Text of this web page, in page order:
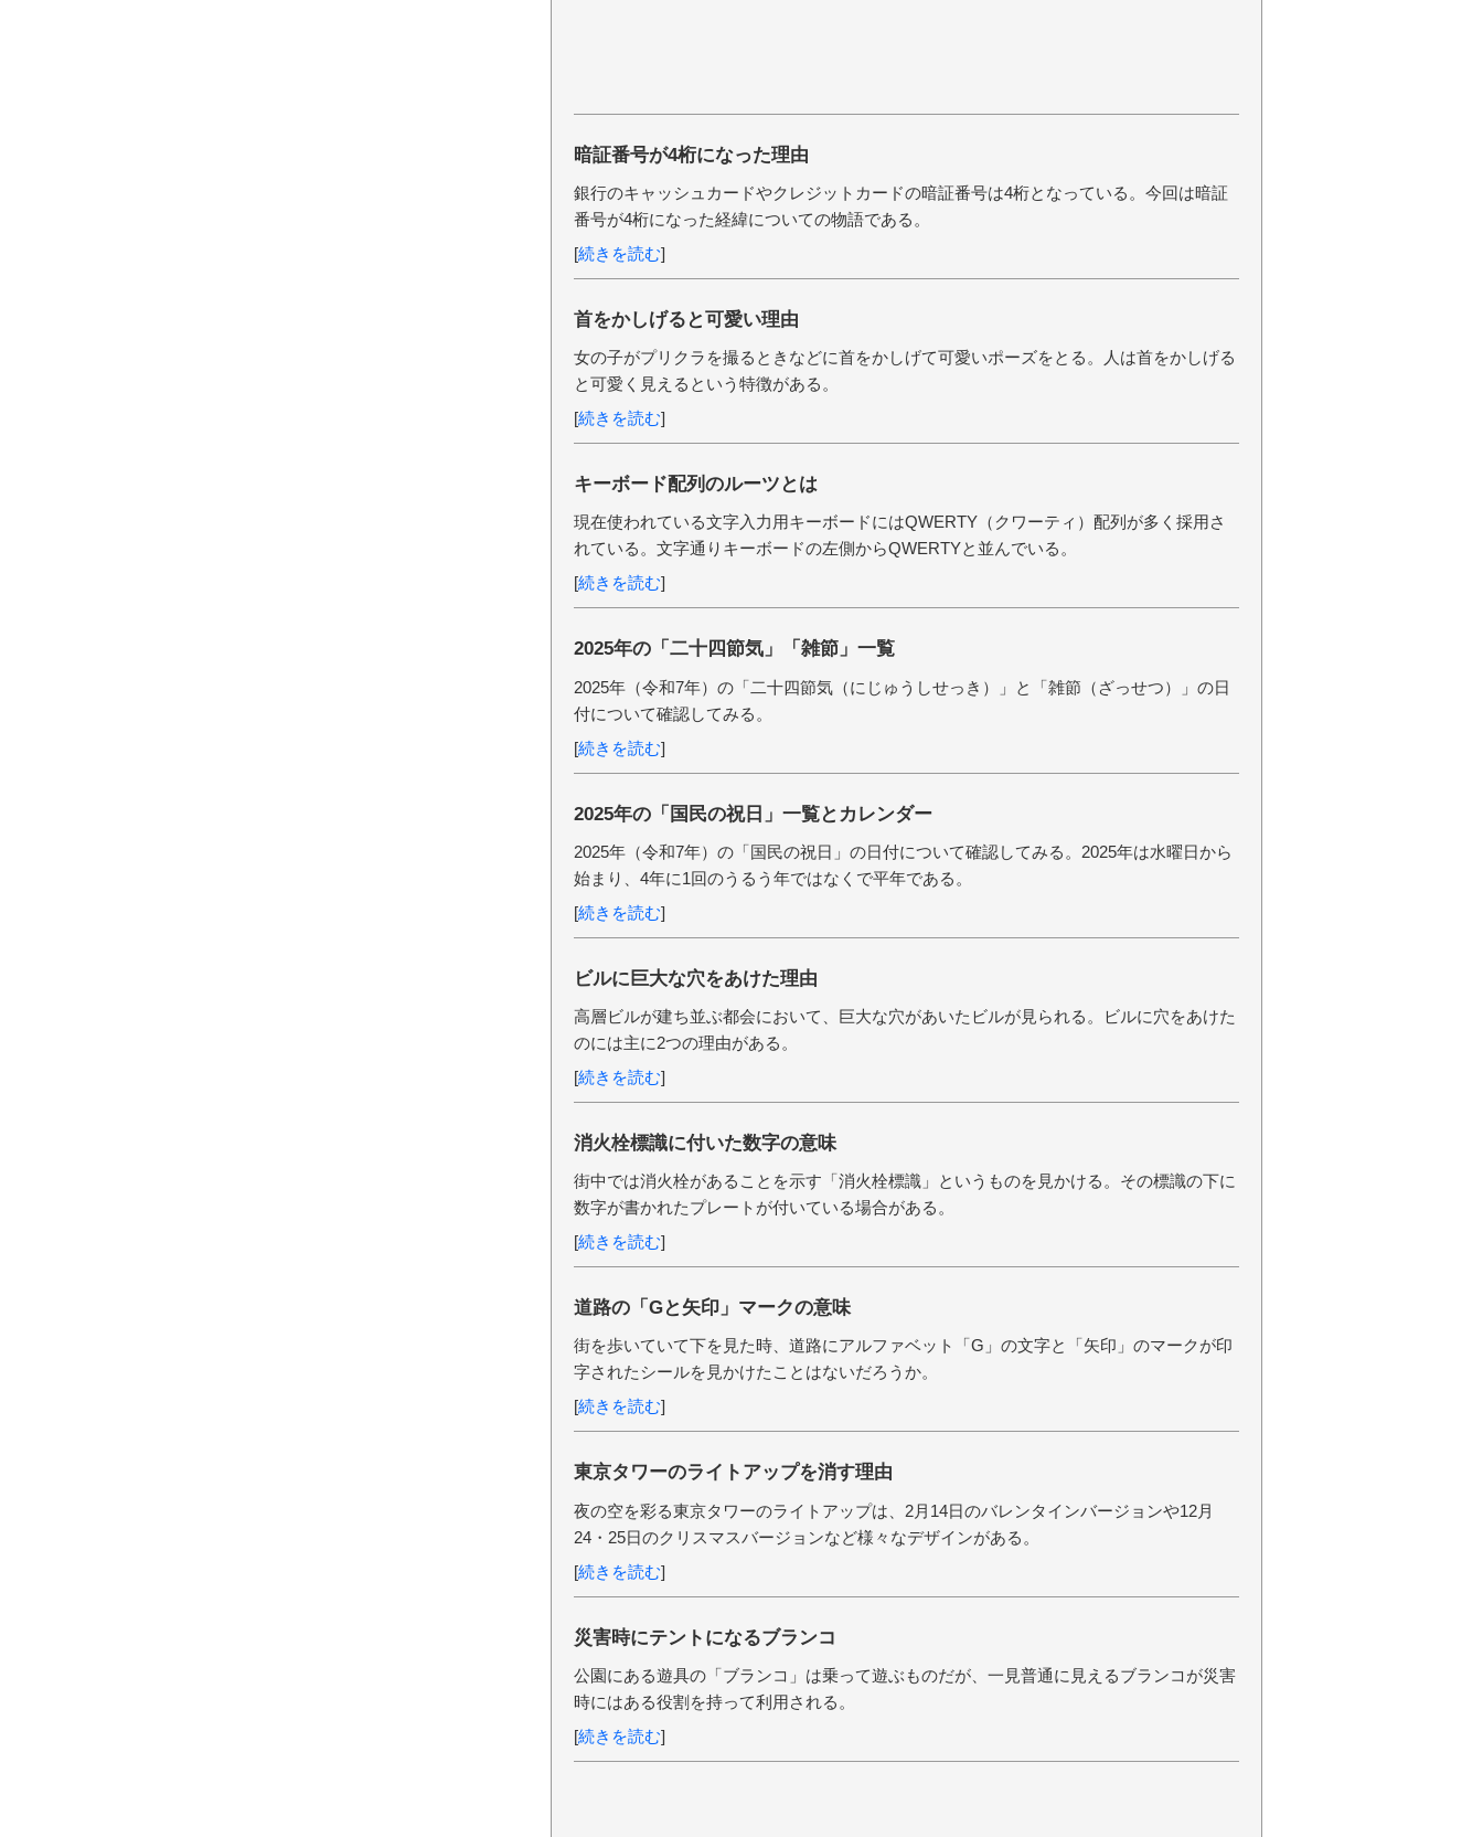
暗証番号が4桁になった理由
銀行のキャッシュカードやクレジットカードの暗証番号は4桁となっている。今回は暗証
番号が4桁になった経緯についての物語である。
[続きを読む]
首をかしげると可愛い理由
女の子がプリクラを撮るときなどに首をかしげて可愛いポーズをとる。人は首をかしげる
と可愛く見えるという特徴がある。
[続きを読む]
キーボード配列のルーツとは
現在使われている文字入力用キーボードにはQWERTY（クワーティ）配列が多く採用さ
れている。文字通りキーボードの左側からQWERTYと並んでいる。
[続きを読む]
2025年の「二十四節気」「雑節」一覧
2025年（令和7年）の「二十四節気（にじゅうしせっき）」と「雑節（ざっせつ）」の日
付について確認してみる。
[続きを読む]
2025年の「国民の祝日」一覧とカレンダー
2025年（令和7年）の「国民の祝日」の日付について確認してみる。2025年は水曜日から
始まり、4年に1回のうるう年ではなくで平年である。
[続きを読む]
ビルに巨大な穴をあけた理由
高層ビルが建ち並ぶ都会において、巨大な穴があいたビルが見られる。ビルに穴をあけた
のには主に2つの理由がある。
[続きを読む]
消火栓標識に付いた数字の意味
街中では消火栓があることを示す「消火栓標識」というものを見かける。その標識の下に
数字が書かれたプレートが付いている場合がある。
[続きを読む]
道路の「Gと矢印」マークの意味
街を歩いていて下を見た時、道路にアルファベット「G」の文字と「矢印」のマークが印
字されたシールを見かけたことはないだろうか。
[続きを読む]
東京タワーのライトアップを消す理由
夜の空を彩る東京タワーのライトアップは、2月14日のバレンタインバージョンや12月
24・25日のクリスマスバージョンなど様々なデザインがある。
[続きを読む]
災害時にテントになるブランコ
公園にある遊具の「ブランコ」は乗って遊ぶものだが、一見普通に見えるブランコが災害
時にはある役割を持って利用される。
[続きを読む]